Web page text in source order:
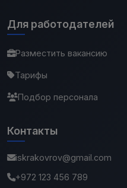
Для работодателей
Разместить вакансию
Тарифы
Подбор персонала
Контакты
iskrakovrov@gmail.com
+972 123 456 789